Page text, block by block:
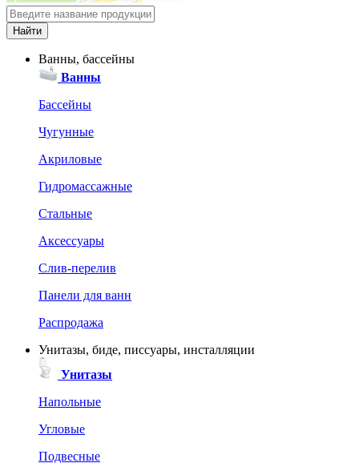
Ванны, бассейны
Ванны
Бассейны
Чугунные
Акриловые
Гидромассажные
Стальные
Аксессуары
Слив-перелив
Панели для ванн
Распродажа
Унитазы, биде, писсуары, инсталляции
Унитазы
Напольные
Угловые
Подвесные